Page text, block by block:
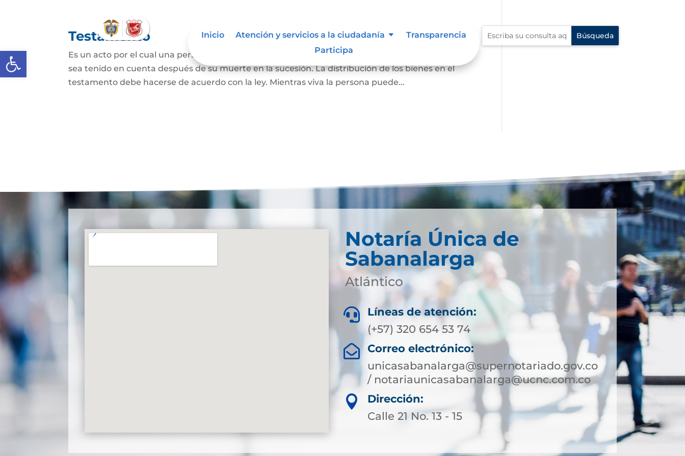
Abrir barra de herramientas
Inicio Atención y servicios a la ciudadanía
Transparencia
Participa
Testamento
Es un acto por el cual una persona dispone de todos o de una parte de sus bienes, para que así
sea tenido en cuenta después de su muerte en la sucesión. La distribución de los bienes en el
testamento debe hacerse de acuerdo con la ley. Mientras viva la persona puede...
Notaría Única de
Sabanalarga
Atlántico

Líneas de atención:
(+57) 320 654 53 74

Correo electrónico:
unicasabanalarga@supernotariado.gov.co
/ notariaunicasabanalarga@ucnc.com.co

Dirección:
Calle 21 No. 13 - 15